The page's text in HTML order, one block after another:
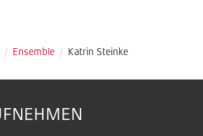
/ Ensemble / Katrin Steinke